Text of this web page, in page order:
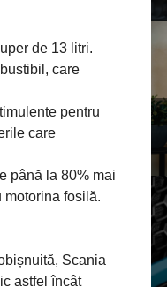
de 13 litri.
care
pentru
care
până la 80% mai
motorina fosilă.
Scania
astfel încât